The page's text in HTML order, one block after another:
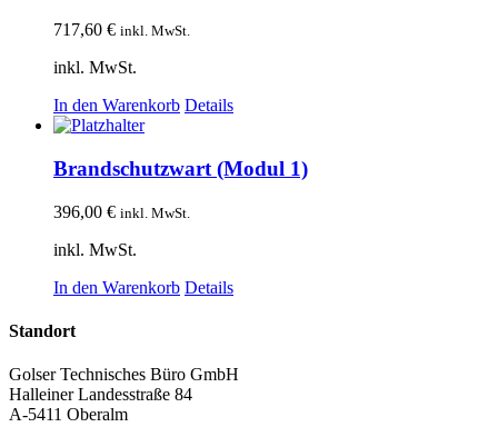
717,60 € inkl. MwSt.
inkl. MwSt.
In den Warenkorb Details
Brandschutzwart (Modul 1)
396,00 € inkl. MwSt.
inkl. MwSt.
In den Warenkorb Details
Standort
Golser Technisches Büro GmbH
Halleiner Landesstraße 84
A-5411 Oberalm